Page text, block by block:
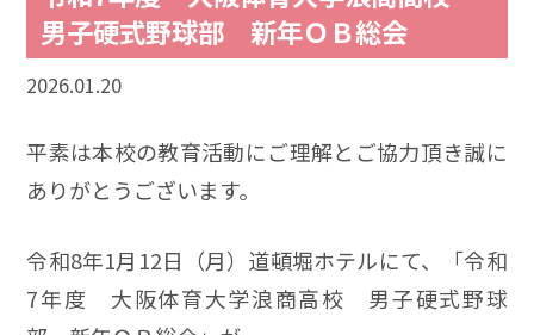
男子硬式野球部 新年ＯＢ総会
2026.01.20
平素は本校の教育活動にご理解とご協力頂き誠に
ありがとうございます。
令和8年1月12日（月）道頓堀ホテルにて、「令和
7年度 大阪体育大学浪商高校 男子硬式野球